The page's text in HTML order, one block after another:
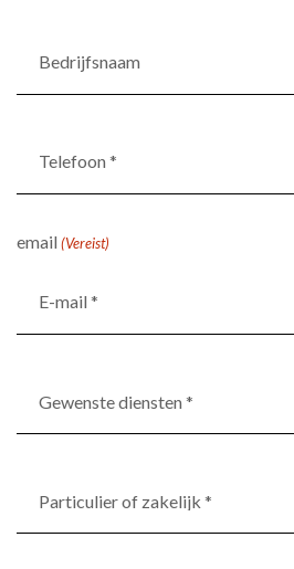
(Vereist)
email (Vereist)
diensten
*
zakelijk